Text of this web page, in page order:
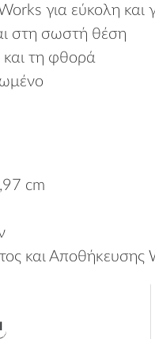
για εύκολη και
στη σωστή θέση
και τη φθορά
cm
και Αποθήκευσης